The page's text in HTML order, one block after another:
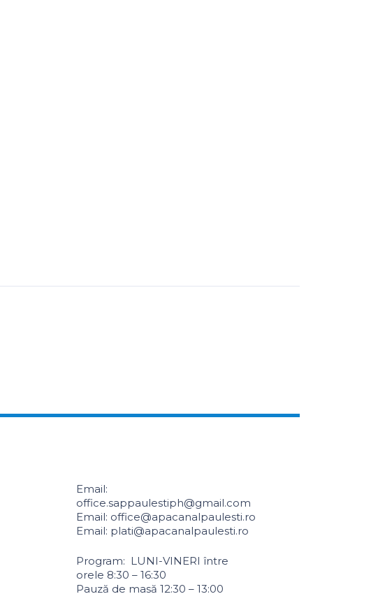
Email:
office.sappaulestiph@gmail.com
Email: office@apacanalpaulesti.ro
Email: plati@apacanalpaulesti.ro
Program: LUNI-VINERI între
orele 8:30 – 16:30
Pauză de masă 12:30 – 13:00